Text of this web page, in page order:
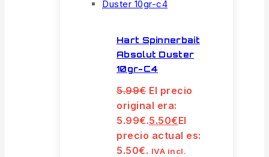
Hart Spinnerbait
Absolut Duster
10gr-C4
5.99€ El precio
original era:
5.99€.5.50€El
precio actual es:
5.50€. IVA incl.